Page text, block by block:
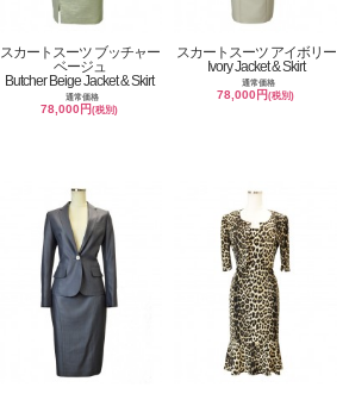
スカートスーツ ブッチャー
ベージュ
Butcher Beige Jacket & Skirt
通常価格
78,000円(税別)
スカートスーツ アイボリー
Ivory Jacket & Skirt
通常価格
78,000円(税別)